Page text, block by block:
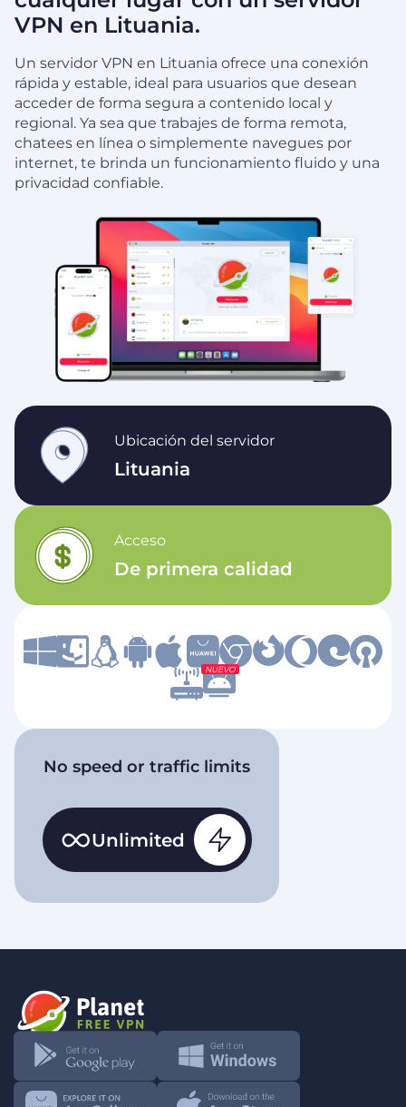
VPN en Lituania.
Un servidor VPN en Lituania ofrece una conexión
rápida y estable, ideal para usuarios que desean
acceder de forma segura a contenido local y
regional. Ya sea que trabajes de forma remota,
chatees en línea o simplemente navegues por
internet, te brinda un funcionamiento fluido y una
privacidad confiable.
Ubicación del servidor
Lituania
Acceso
De primera calidad
NUEVO
No speed or traffic limits
Unlimited